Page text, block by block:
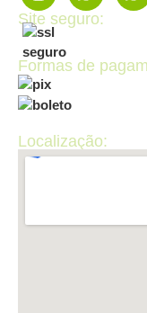
Site seguro:
Formas de
Localização: